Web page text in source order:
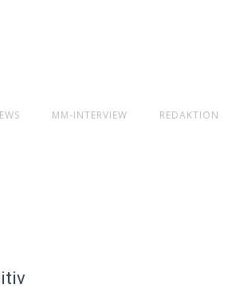
MM-INTERVIEW REDAKTION